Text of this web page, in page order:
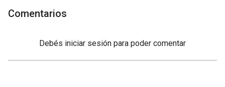
Comentarios
Debés iniciar sesión para poder comentar